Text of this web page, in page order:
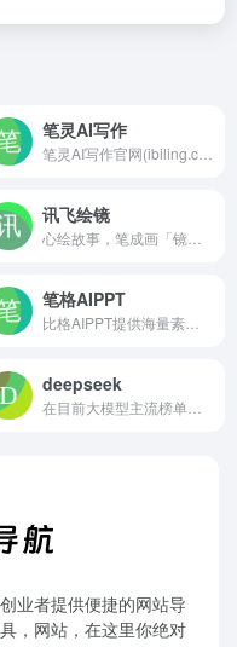
笔灵AI写作
讯飞绘镜
笔格AIPPT
deepseek
业者提供便捷的网站导
，网站，在这里你绝对